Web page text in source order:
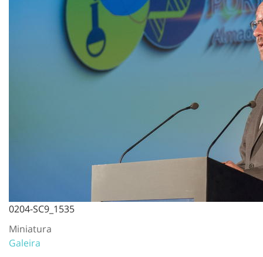
0204-SC9_1535
Miniatura
Galeira